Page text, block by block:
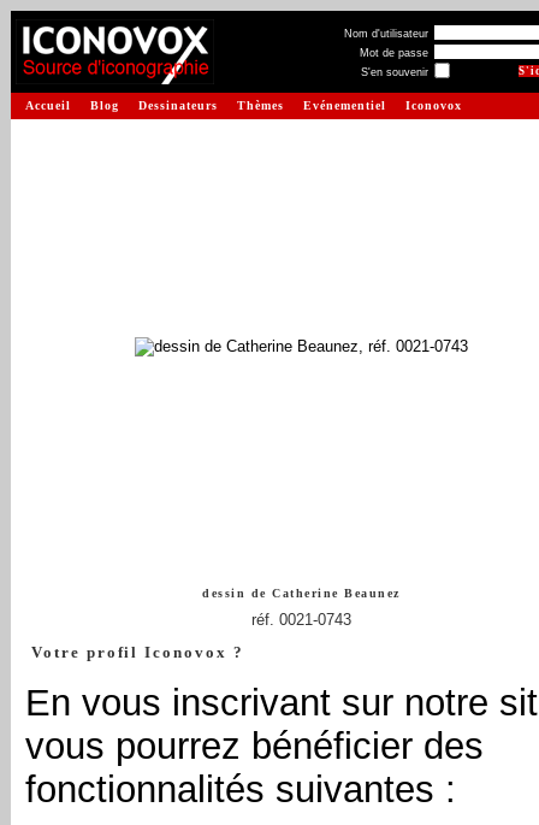
Nom d'utilisateur
Mot de passe
S'en souvenir
Accueil Blog Dessinateurs Thèmes Evénementiel Iconovox
dessin deCatherine Beaunez
réf. 0021-0743
Votre profil Iconovox ?
En vous inscrivant sur notre
vous pourrez bénéficier des
fonctionnalités suivantes :